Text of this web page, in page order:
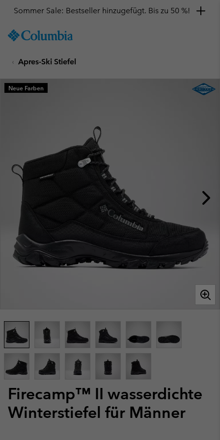
TO
SKIP
MAIN
NAV
Sommer Sale: Bestseller hinzugefügt. Bis zu 50 %!
Apres-Ski Stiefel
Firecamp™ II wasserdichte
Winterstiefel für Männer
Neue Farben